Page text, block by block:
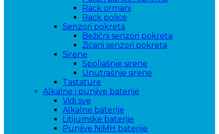
Rack ormani
Rack police
Senzori pokreta
Bežični senzori pokreta
Žičani senzori pokreta
Sirene
Spoljašnje sirene
Unutrašnje sirene
Tastature
Alkalne i punjive baterije
Vidi sve
Alkalne baterije
Litijumske baterije
Punjive NiMH baterije